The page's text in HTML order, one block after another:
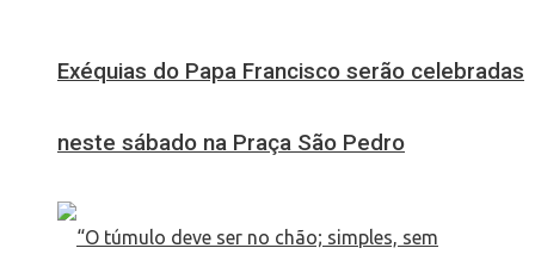
Exéquias do Papa Francisco serão celebradas
neste sábado na Praça São Pedro